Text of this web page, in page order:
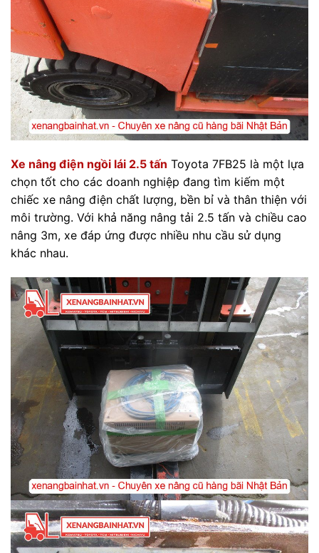
Xe nâng điện ngồi lái 2.5 tấn Toyota 7FB25 là một lựa
chọn tốt cho các doanh nghiệp đang tìm kiếm một
chiếc xe nâng điện chất lượng, bền bỉ và thân thiện với
môi trường. Với khả năng nâng tải 2.5 tấn và chiều cao
nâng 3m, xe đáp ứng được nhiều nhu cầu sử dụng
khác nhau.